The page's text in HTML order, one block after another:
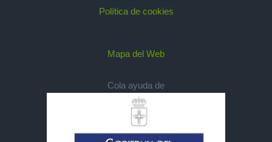
Política de cookies
Mapa del Web
Cola ayuda de